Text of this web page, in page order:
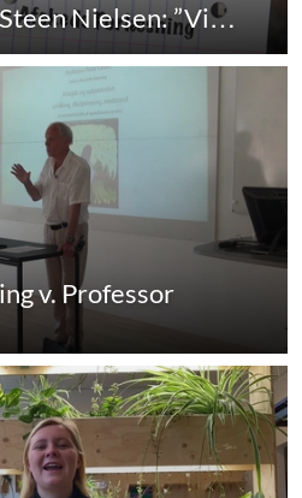
Nielsen: ”Vi…
v. Professor